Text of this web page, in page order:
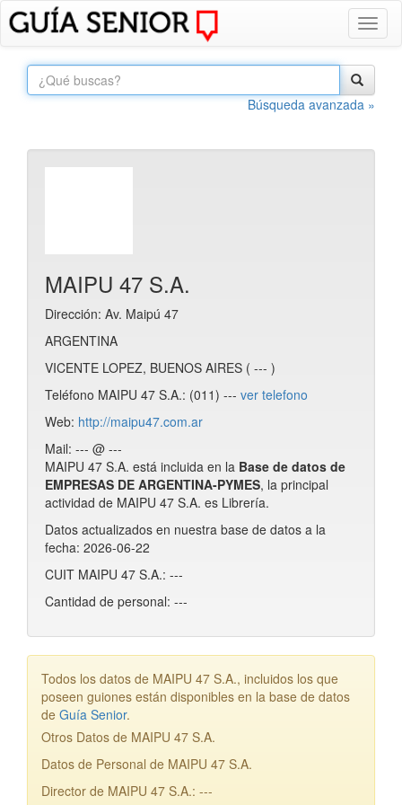
Búsqueda avanzada »
MAIPU 47 S.A.
Dirección: Av. Maipú 47
ARGENTINA
VICENTE LOPEZ, BUENOS AIRES ( --- )
Teléfono MAIPU 47 S.A.: (011) --- ver telefono
Web: http://maipu47.com.ar
Mail: --- @ ---
MAIPU 47 S.A. está incluida en la Base de datos de
EMPRESAS DE ARGENTINA-PYMES, la principal
actividad de MAIPU 47 S.A. es Librería.
Datos actualizados en nuestra base de datos a la
fecha: 2026-06-22
CUIT MAIPU 47 S.A.: ---
Cantidad de personal: ---
Todos los datos de MAIPU 47 S.A., incluidos los que
poseen guiones están disponibles en la base de datos
de Guía Senior.
Otros Datos de MAIPU 47 S.A.
Datos de Personal de MAIPU 47 S.A.
Director de MAIPU 47 S.A.: ---